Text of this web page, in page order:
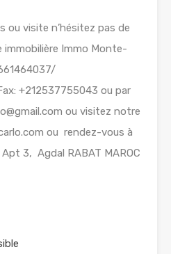
ou visite n’hésitez pas de
Immo Monte-
+212537755043 ou par
ou visitez notre
ou rendez-vous à
3, Agdal RABAT MAROC